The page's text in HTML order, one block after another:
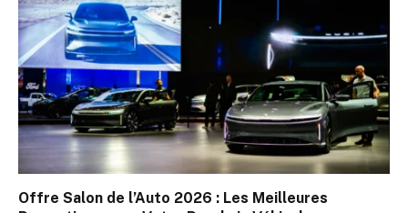
Offre Salon de l’Auto 2026 : Les Meilleures